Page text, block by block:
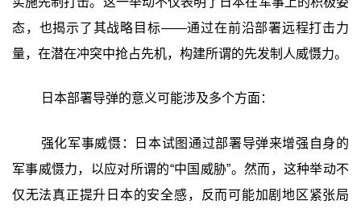
态，也揭示了其战略目标——通过在前沿部署远程打击力
量，在潜在冲突中抢占先机，构建所谓的先发制人威慑力。
日本部署导弹的意义可能涉及多个方面：
强化军事威慑：日本试图通过部署导弹来增强自身的
军事威慑力，以应对所谓的“中国威胁”。然而，这种举动不
仅无法真正提升日本的安全感，反而可能加剧地区紧张局